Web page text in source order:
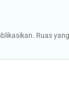
Ruas